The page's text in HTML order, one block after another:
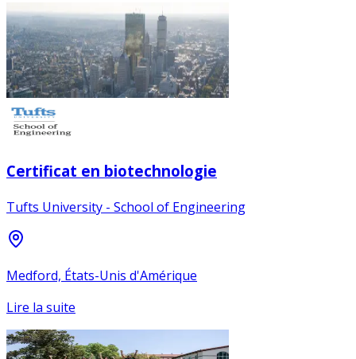
Certificat en biotechnologie
Tufts University - School of Engineering
Medford, États-Unis d'Amérique
Lire la suite